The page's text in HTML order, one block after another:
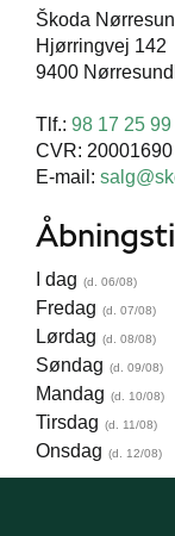
Škoda
Hjørringvej 142
9400
Tlf.: 98 17 25 99
CVR: 20001690
E-mail:
I dag
Fredag
Lørdag
Søndag
Mandag
Tirsdag
Onsdag